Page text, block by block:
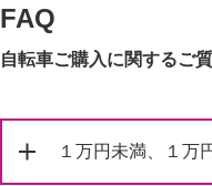
FAQ
自転車ご購入に関するご
１万円未満、１万